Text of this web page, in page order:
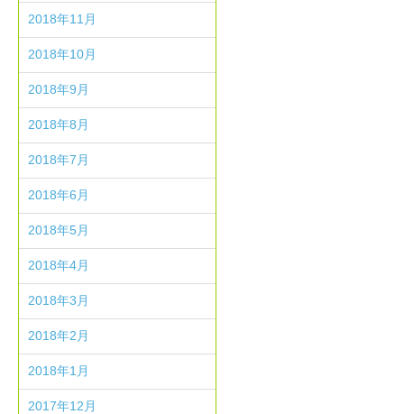
2018年11月
2018年10月
2018年9月
2018年8月
2018年7月
2018年6月
2018年5月
2018年4月
2018年3月
2018年2月
2018年1月
2017年12月